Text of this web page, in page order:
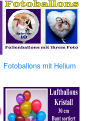
Fotoballons mit Helium